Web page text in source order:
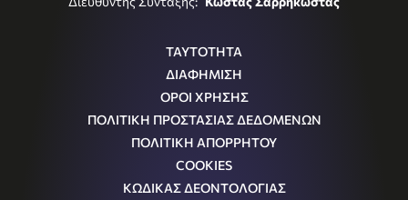
ΤΑΥΤΟΤΗΤΑ
ΔΙΑΦΗΜΙΣΗ
ΟΡΟΙ ΧΡΗΣΗΣ
ΠΟΛΙΤΙΚΗ ΠΡΟΣΤΑΣΙΑΣ ΔΕΔΟΜΕΝΩΝ
ΠΟΛΙΤΙΚΗ ΑΠΟΡΡΗΤΟΥ
COOKIES
ΚΩΔΙΚΑΣ ΔΕΟΝΤΟΛΟΓΙΑΣ